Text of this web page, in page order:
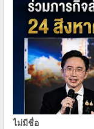
ไม่มีชื่อ